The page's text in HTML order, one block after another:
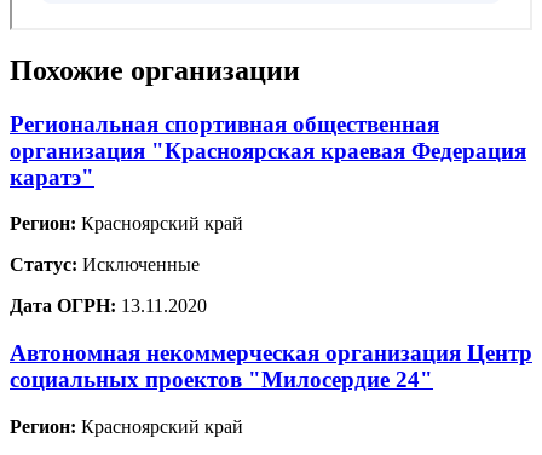
Похожие организации
Региональная спортивная общественная
организация "Красноярская краевая Федерация
каратэ"
Регион: Красноярский край
Статус: Исключенные
Дата ОГРН: 13.11.2020
Автономная некоммерческая организация Центр
социальных проектов "Милосердие 24"
Регион: Красноярский край